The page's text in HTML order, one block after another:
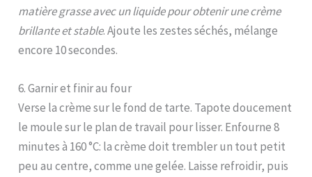
matière grasse avec un liquide pour obtenir une crème
brillante et stable. Ajoute les zestes séchés, mélange
encore 10 secondes.
6. Garnir et finir au four
Verse la crème sur le fond de tarte. Tapote doucement
le moule sur le plan de travail pour lisser. Enfourne 8
minutes à 160 °C: la crème doit trembler un tout petit
peu au centre, comme une gelée. Laisse refroidir, puis